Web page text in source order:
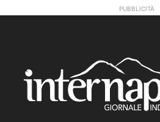
PUBBLICITÀ